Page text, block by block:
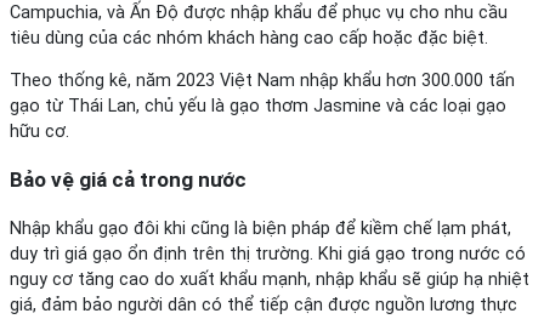
Campuchia, và Ấn Độ được nhập khẩu để phục vụ cho nhu cầu
tiêu dùng của các nhóm khách hàng cao cấp hoặc đặc biệt.
Theo thống kê, năm 2023 Việt Nam nhập khẩu hơn 300.000 tấn
gạo từ Thái Lan, chủ yếu là gạo thơm Jasmine và các loại gạo
hữu cơ.
Bảo vệ giá cả trong nước
Nhập khẩu gạo đôi khi cũng là biện pháp để kiềm chế lạm phát,
duy trì giá gạo ổn định trên thị trường. Khi giá gạo trong nước có
nguy cơ tăng cao do xuất khẩu mạnh, nhập khẩu sẽ giúp hạ nhiệt
giá, đảm bảo người dân có thể tiếp cận được nguồn lương thực